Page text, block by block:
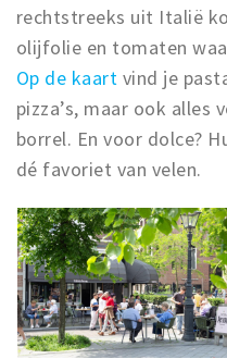
rechtstreeks uit Italië
olijfolie en tomaten
Op de kaart vind je
pizza’s, maar ook alles
borrel. En voor dolce?
dé favoriet van velen.